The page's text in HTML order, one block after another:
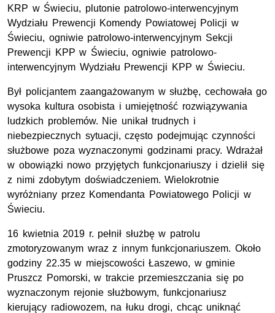
KRP w Świeciu, plutonie patrolowo-interwencyjnym
Wydziału Prewencji Komendy Powiatowej Policji w
Świeciu, ogniwie patrolowo-interwencyjnym Sekcji
Prewencji KPP w Świeciu, ogniwie patrolowo-
interwencyjnym Wydziału Prewencji KPP w Świeciu.
Był policjantem zaangażowanym w służbę, cechowała go
wysoka kultura osobista i umiejętność rozwiązywania
ludzkich problemów. Nie unikał trudnych i
niebezpiecznych sytuacji, często podejmując czynności
służbowe poza wyznaczonymi godzinami pracy. Wdrażał
w obowiązki nowo przyjętych funkcjonariuszy i dzielił się
z nimi zdobytym doświadczeniem. Wielokrotnie
wyróżniany przez Komendanta Powiatowego Policji w
Świeciu.
16 kwietnia 2019 r. pełnił służbę w patrolu
zmotoryzowanym wraz z innym funkcjonariuszem. Około
godziny 22.35 w miejscowości Łaszewo, w gminie
Pruszcz Pomorski, w trakcie przemieszczania się po
wyznaczonym rejonie służbowym, funkcjonariusz
kierujący radiowozem, na łuku drogi, chcąc uniknąć